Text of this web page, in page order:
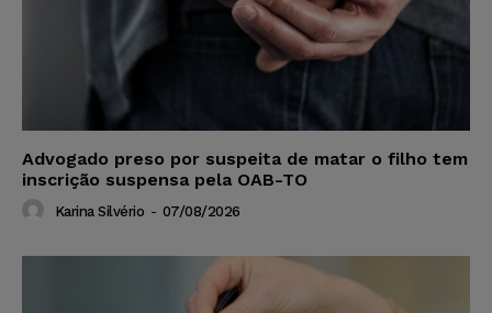
Advogado preso por suspeita de matar o filho tem
inscrição suspensa pela OAB-TO
Karina Silvério - 07/08/2026